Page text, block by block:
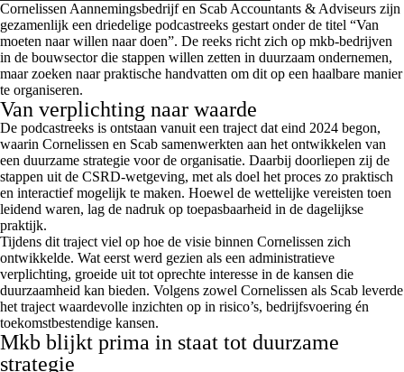
Cornelissen Aannemingsbedrijf en Scab Accountants & Adviseurs zijn
gezamenlijk een driedelige podcastreeks gestart onder de titel “Van
moeten naar willen naar doen”. De reeks richt zich op mkb-bedrijven
in de bouwsector die stappen willen zetten in duurzaam ondernemen,
maar zoeken naar praktische handvatten om dit op een haalbare manier
te organiseren.
Van verplichting naar waarde
De podcastreeks is ontstaan vanuit een traject dat eind 2024 begon,
waarin Cornelissen en Scab samenwerkten aan het ontwikkelen van
een duurzame strategie voor de organisatie. Daarbij doorliepen zij de
stappen uit de CSRD‑wetgeving, met als doel het proces zo praktisch
en interactief mogelijk te maken. Hoewel de wettelijke vereisten toen
leidend waren, lag de nadruk op toepasbaarheid in de dagelijkse
praktijk.
Tijdens dit traject viel op hoe de visie binnen Cornelissen zich
ontwikkelde. Wat eerst werd gezien als een administratieve
verplichting, groeide uit tot oprechte interesse in de kansen die
duurzaamheid kan bieden. Volgens zowel Cornelissen als Scab leverde
het traject waardevolle inzichten op in risico’s, bedrijfsvoering én
toekomstbestendige kansen.
Mkb blijkt prima in staat tot duurzame
strategie